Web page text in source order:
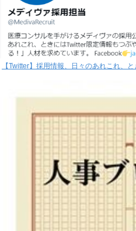
【Twitter】採用情報、日々のあれこれ、